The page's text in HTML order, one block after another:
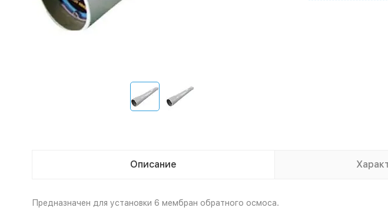
Описание
Предназначен для установки 6 мембран обратного осмоса.